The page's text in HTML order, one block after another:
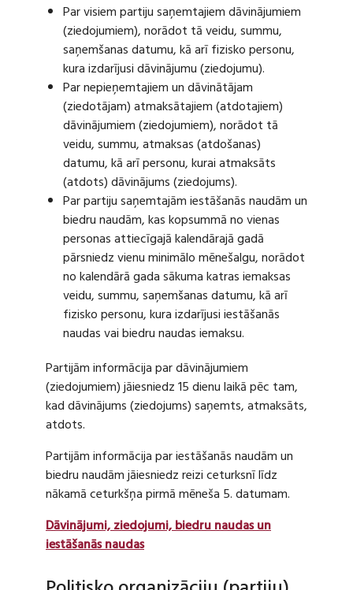
Par visiem partiju saņemtajiem dāvinājumiem
(ziedojumiem), norādot tā veidu, summu,
saņemšanas datumu, kā arī fizisko personu,
kura izdarījusi dāvinājumu (ziedojumu).
Par nepieņemtajiem un dāvinātājam
(ziedotājam) atmaksātajiem (atdotajiem)
dāvinājumiem (ziedojumiem), norādot tā
veidu, summu, atmaksas (atdošanas)
datumu, kā arī personu, kurai atmaksāts
(atdots) dāvinājums (ziedojums).
Par partiju saņemtajām iestāšanās naudām un
biedru naudām, kas kopsummā no vienas
personas attiecīgajā kalendārajā gadā
pārsniedz vienu minimālo mēnešalgu, norādot
no kalendārā gada sākuma katras iemaksas
veidu, summu, saņemšanas datumu, kā arī
fizisko personu, kura izdarījusi iestāšanās
naudas vai biedru naudas iemaksu.
Partijām informācija par dāvinājumiem
(ziedojumiem) jāiesniedz 15 dienu laikā pēc tam,
kad dāvinājums (ziedojums) saņemts, atmaksāts,
atdots.
Partijām informācija par iestāšanās naudām un
biedru naudām jāiesniedz reizi ceturksnī līdz
nākamā ceturkšņa pirmā mēneša 5. datumam.
Dāvinājumi, ziedojumi, biedru naudas un
iestāšanās naudas